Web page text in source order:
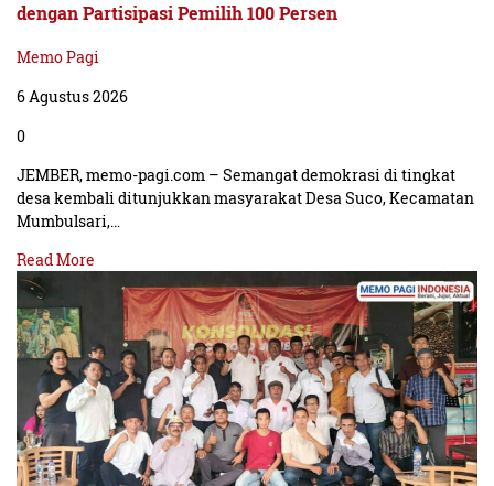
dengan Partisipasi Pemilih 100 Persen
Memo Pagi
6 Agustus 2026
0
JEMBER, memo-pagi.com – Semangat demokrasi di tingkat
desa kembali ditunjukkan masyarakat Desa Suco, Kecamatan
Mumbulsari,…
Read More